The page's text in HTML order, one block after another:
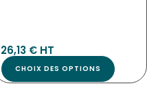
26,13 € HT
CHOIX DES OPTIONS